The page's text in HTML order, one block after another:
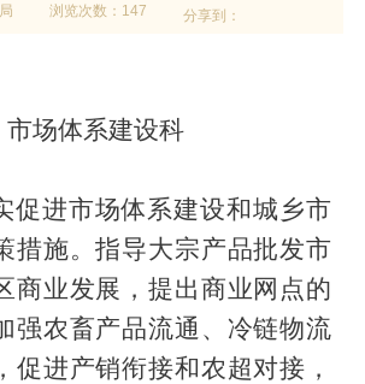
浏览次数：147 分享到：
市场体系建设科
促进市场体系建设和城乡市
措施。指导大宗产品批发市
商业发展，提出商业网点的
强农畜产品流通、冷链物流
促进产销衔接和农超对接，